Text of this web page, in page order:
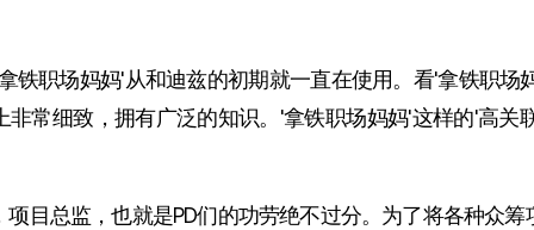
铁职场妈妈'从和迪兹的初期就一直在使用。看'拿铁职场
非常细致，拥有广泛的知识。'拿铁职场妈妈'这样的'高关
目总监，也就是PD们的功劳绝不过分。为了将各种众